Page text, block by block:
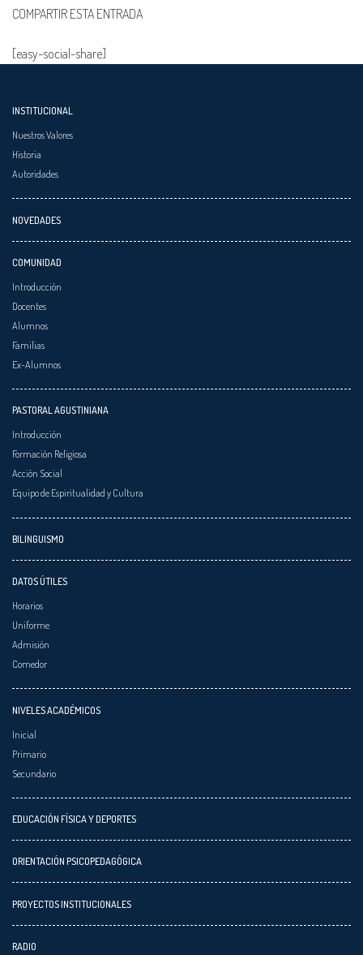
COMPARTIR ESTA ENTRADA
[easy-social-share]
INSTITUCIONAL
Nuestros Valores
Historia
Autoridades
NOVEDADES
COMUNIDAD
Introducción
Docentes
Alumnos
Familias
Ex-Alumnos
PASTORAL AGUSTINIANA
Introducción
Formación Religiosa
Acción Social
Equipo de Espiritualidad y Cultura
BILINGUISMO
DATOS ÚTILES
Horarios
Uniforme
Admisión
Comedor
NIVELES ACADÉMICOS
Inicial
Primario
Secundario
EDUCACIÓN FÍSICA Y DEPORTES
ORIENTACIÓN PSICOPEDAGÓGICA
PROYECTOS INSTITUCIONALES
RADIO